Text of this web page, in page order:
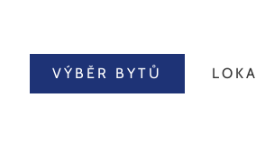
VÝBĚR BYTŮ